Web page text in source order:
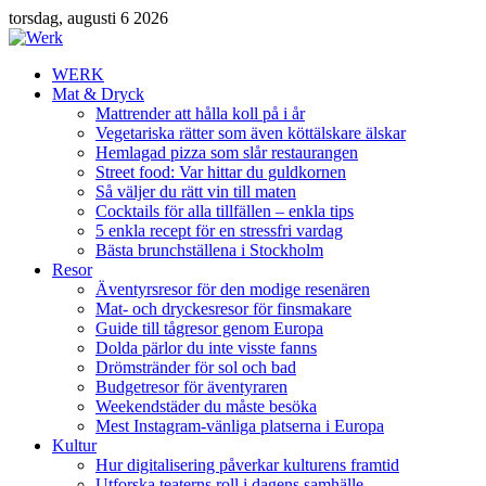
torsdag, augusti 6 2026
WERK
Mat & Dryck
Mattrender att hålla koll på i år
Vegetariska rätter som även köttälskare älskar
Hemlagad pizza som slår restaurangen
Street food: Var hittar du guldkornen
Så väljer du rätt vin till maten
Cocktails för alla tillfällen – enkla tips
5 enkla recept för en stressfri vardag
Bästa brunchställena i Stockholm
Resor
Äventyrsresor för den modige resenären
Mat- och dryckesresor för finsmakare
Guide till tågresor genom Europa
Dolda pärlor du inte visste fanns
Drömstränder för sol och bad
Budgetresor för äventyraren
Weekendstäder du måste besöka
Mest Instagram-vänliga platserna i Europa
Kultur
Hur digitalisering påverkar kulturens framtid